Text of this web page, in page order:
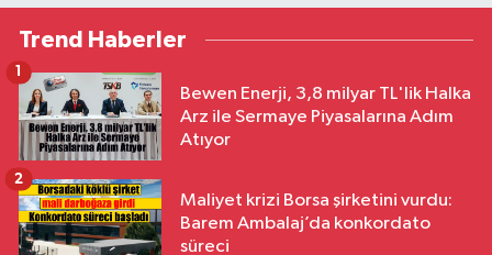
Trend Haberler
Bewen Enerji, 3,8 milyar TL'lik Halka
Arz ile Sermaye Piyasalarına Adım
Atıyor
1
Maliyet krizi Borsa şirketini vurdu:
Barem Ambalaj’da konkordato
süreci
2